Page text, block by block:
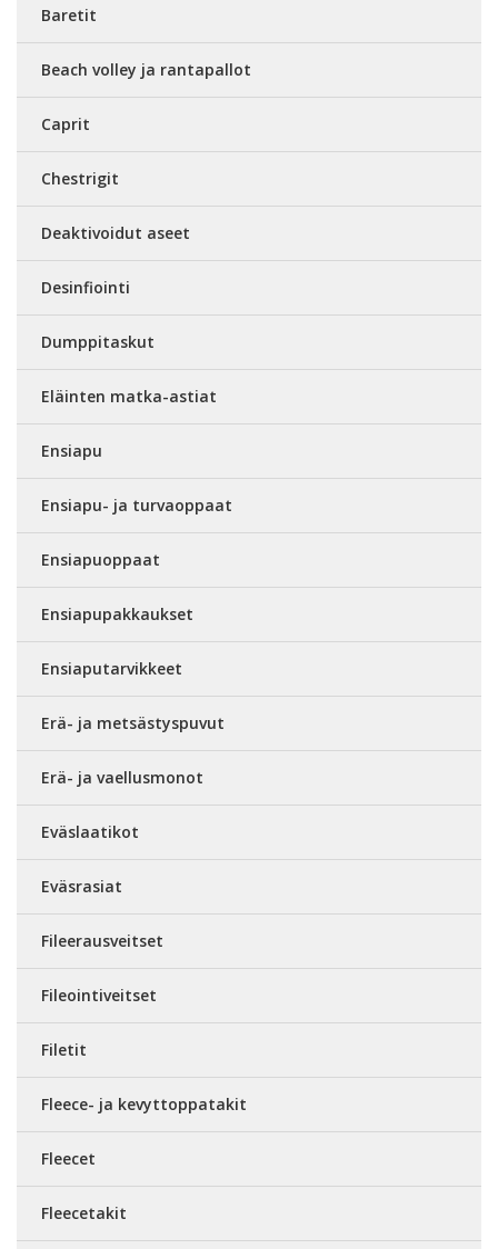
Baretit
Beach volley ja rantapallot
Caprit
Chestrigit
Deaktivoidut aseet
Desinfiointi
Dumppitaskut
Eläinten matka-astiat
Ensiapu
Ensiapu- ja turvaoppaat
Ensiapuoppaat
Ensiapupakkaukset
Ensiaputarvikkeet
Erä- ja metsästyspuvut
Erä- ja vaellusmonot
Eväslaatikot
Eväsrasiat
Fileerausveitset
Fileointiveitset
Filetit
Fleece- ja kevyttoppatakit
Fleecet
Fleecetakit